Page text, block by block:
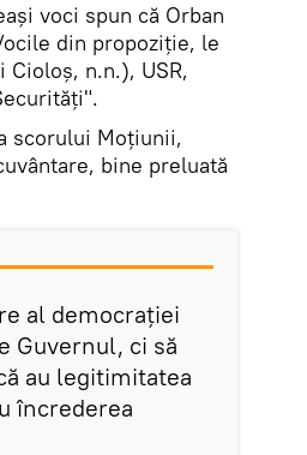
voci spun că Orban
din propoziție, le
n.n.), USR,
scorului Moțiunii,
bine preluată
al democraţiei
Guvernul, ci să
au legitimitatea
încrederea